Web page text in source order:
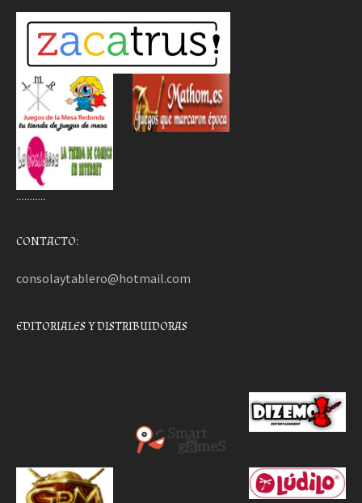
………..
CONTACTO:
consolaytablero@hotmail.com
EDITORIALES Y DISTRIBUIDORAS